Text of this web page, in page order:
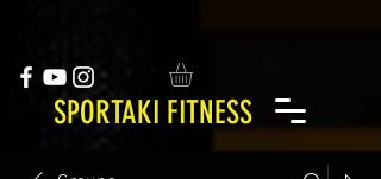
SPORTAKI FITNESS